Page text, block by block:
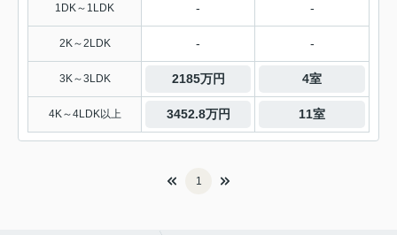
1DK～1LDK - -
2K～2LDK - -
3K～3LDK 2185万円 4室
4K～4LDK以上 3452.8万円 11室
1